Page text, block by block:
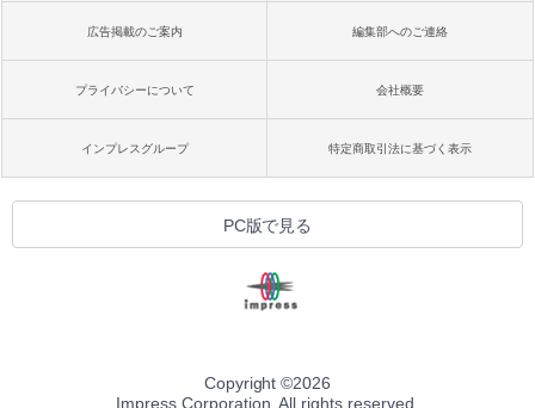
Amazon Kindle Colorsoft | 16GBストレ
ージ、防水、7インチカラーディスプレ
イ、色調調節ライト、最大8週間持続バッ
テリー、広告無し、ブラック (2025年発
売)
￥31,980
New Amazon Kindle Scribe Colorsoft |
11インチカラーディスプレイ、64GBスト
き、グラファイト
広告掲載のご案内 編集部へのご連絡
プライバシーについて 会社概要
インプレスグループ 特定商取引法に基づく表示
PC版で見る
Copyright ©2026
Impress Corporation. All rights reserved.